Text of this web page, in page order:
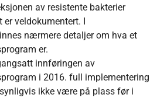
av resistente bakterier
veldokumentert. I
nærmere detaljer om hva et
er.
innføringen av
i 2016. full implementering
ikke være på plass før i